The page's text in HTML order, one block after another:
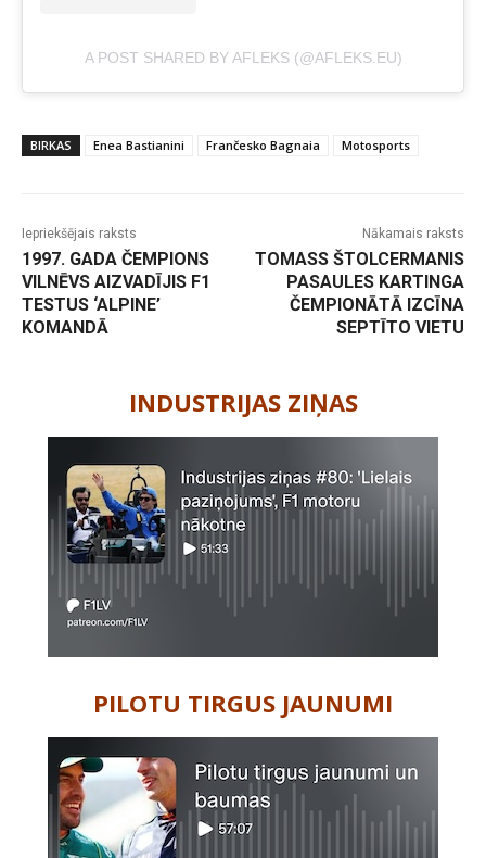
A POST SHARED BY AFLEKS (@AFLEKS.EU)
BIRKAS Enea Bastianini Frančesko Bagnaia Motosports
Iepriekšējais raksts
1997. GADA ČEMPIONS
VILNĒVS AIZVADĪJIS F1
TESTUS ‘ALPINE’
KOMANDĀ
Nākamais raksts
TOMASS ŠTOLCERMANIS
PASAULES KARTINGA
ČEMPIONĀTĀ IZCĪNA
SEPTĪTO VIETU
INDUSTRIJAS ZIŅAS
PILOTU TIRGUS JAUNUMI